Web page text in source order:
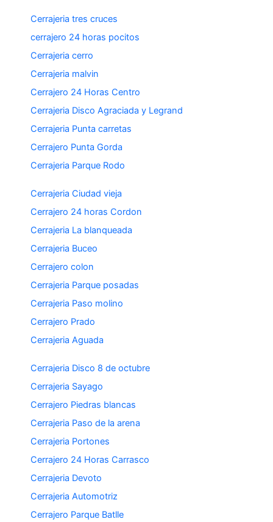
Cerrajeria tres cruces
cerrajero 24 horas pocitos
Cerrajeria cerro
Cerrajeria malvin
Cerrajero 24 Horas Centro
Cerrajeria Disco Agraciada y Legrand
Cerrajeria Punta carretas
Cerrajero Punta Gorda
Cerrajeria Parque Rodo
Cerrajeria Ciudad vieja
Cerrajero 24 horas Cordon
Cerrajeria La blanqueada
Cerrajeria Buceo
Cerrajero colon
Cerrajeria Parque posadas
Cerrajeria Paso molino
Cerrajero Prado
Cerrajeria Aguada
Cerrajeria Disco 8 de octubre
Cerrajeria Sayago
Cerrajero Piedras blancas
Cerrajeria Paso de la arena
Cerrajeria Portones
Cerrajero 24 Horas Carrasco
Cerrajeria Devoto
Cerrajeria Automotriz
Cerrajero Parque Batlle